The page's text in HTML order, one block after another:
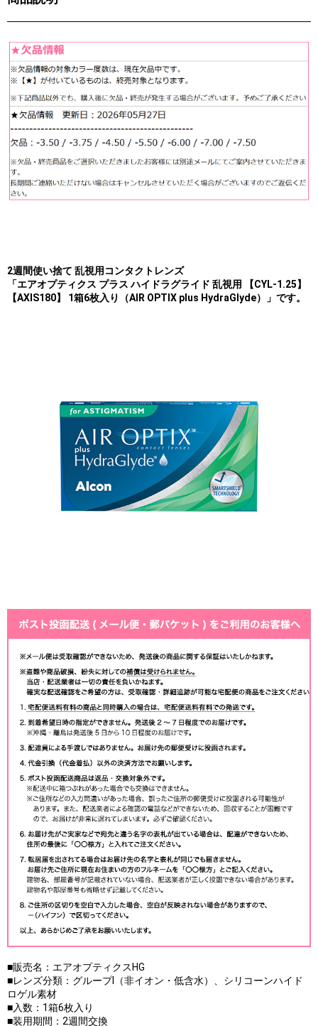
2週間使い捨て 乱視用コンタクトレンズ
「エアオプティクス プラス ハイドラグライド 乱視用 【CYL-1.25】
【AXIS180】 1箱6枚入り（AIR OPTIX plus HydraGlyde）」です。
■販売名：エアオプティクスHG
■レンズ分類：グループI（非イオン・低含水）、シリコーンハイド
ロゲル素材
■入数：1箱6枚入り
■装用期間：2週間交換